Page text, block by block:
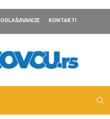
OGLAŠAVANJE KONTAKTI